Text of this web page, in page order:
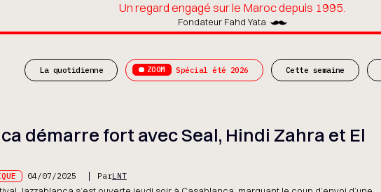
Un regard engagé sur le Maroc depuis 1995.
Fondateur Fahd Yata
La quotidienne ZOOM Spécial été 2026 Cette semaine
démarre fort avec Seal, Hindi Zahra et El
04/07/2025 ParLNT